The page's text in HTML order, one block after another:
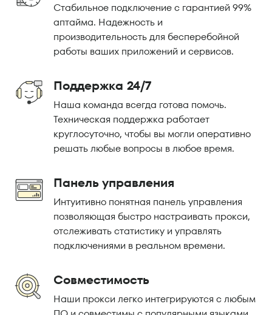
Стабильное подключение с гарантией 99%
аптайма. Надежность и
производительность для бесперебойной
работы ваших приложений и сервисов.
Поддержка 24/7
Наша команда всегда готова помочь.
Техническая поддержка работает
круглосуточно, чтобы вы могли оперативно
решать любые вопросы в любое время.
Панель управления
Интуитивно понятная панель управления
позволяющая быстро настраивать прокси,
отслеживать статистику и управлять
подключениями в реальном времени.
Совместимость
Наши прокси легко интегрируются с любым